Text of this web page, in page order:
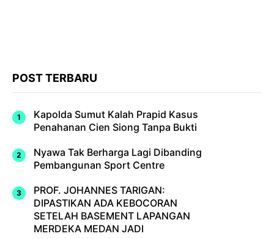
POST TERBARU
Kapolda Sumut Kalah Prapid Kasus
Penahanan Cien Siong Tanpa Bukti
Nyawa Tak Berharga Lagi Dibanding
Pembangunan Sport Centre
PROF. JOHANNES TARIGAN:
DIPASTIKAN ADA KEBOCORAN
SETELAH BASEMENT LAPANGAN
MERDEKA MEDAN JADI